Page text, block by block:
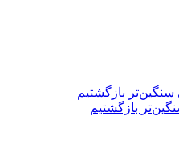
بازگشتیم